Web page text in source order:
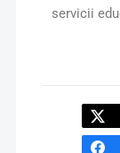
servicii